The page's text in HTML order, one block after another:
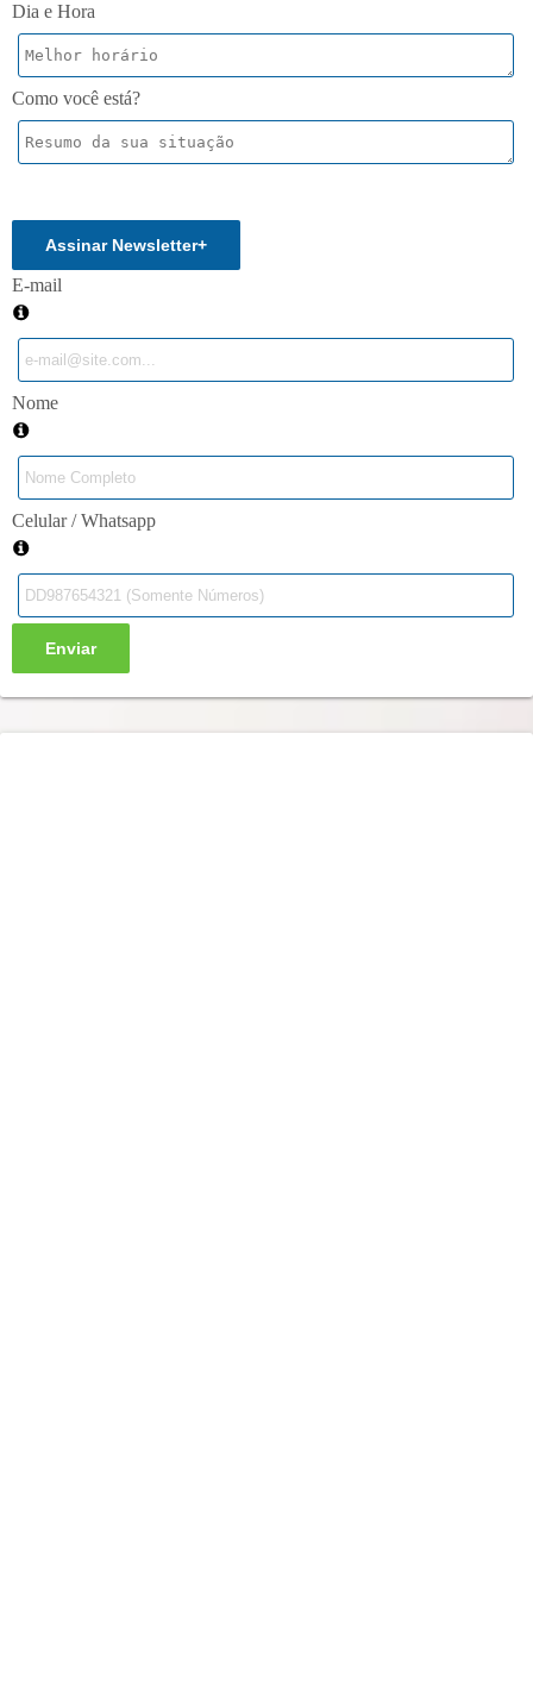
Dia e Hora
Como você está?
Assinar Newsletter+
E-mail
Nome
Celular / Whatsapp
Enviar